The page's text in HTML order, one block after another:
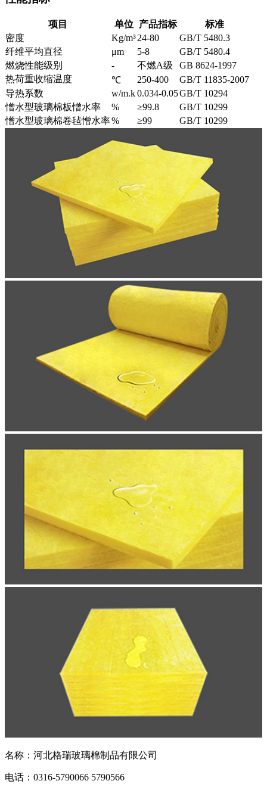
项目 单位 产品指标
标准
密度
Kg/m³24-80
GB/T 5480.3
纤维平均直径
μm 5-8
GB/T 5480.4
燃烧性能级别
- 不燃A级
GB 8624-1997
热荷重收缩温度
℃ 250-400
GB/T 11835-2007
导热系数
w/m.k0.034-0.05GB/T 10294
憎水型玻璃棉板憎水率
% ≥99.8
GB/T 10299
憎水型玻璃棉卷毡憎水率% ≥99 GB/T 10299
名称：河北格瑞玻璃棉制品有限公司
电话：0316-5790066 5790566